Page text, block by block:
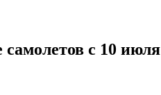
с 10 июля